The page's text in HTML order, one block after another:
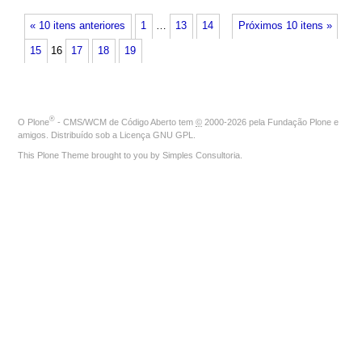
« 10 itens anteriores Próximos 10 itens »
1 … 13 14
15 16 17 18 19
O Plone® - CMS/WCM de Código Aberto tem © 2000-2026 pela Fundação Plone e
amigos. Distribuído sob a Licença GNU GPL
This Plone Theme brought to you by Simples Consultoria